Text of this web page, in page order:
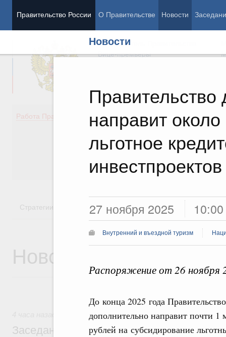
Правительство России О Правительстве Новости
Новости
Правительство
направит
льготное
27 ноября 2025 10:00
Внутренний и въездной туризм
Распоряжение от 26
До конца 2025 года Правительство
дополнительно направит почти 1
рублей на субсидирование
Председатель Правительства
Вице-премьеры
Работа Правительства
Демография
Здоровье
Культура
Государство
Стратегии Государственные программы
Новости
Заседание Президиума Госсовета по